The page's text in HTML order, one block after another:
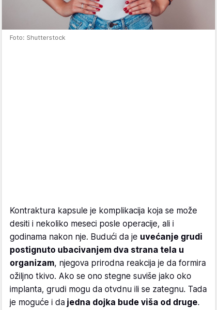
Foto: Shutterstock
Kontraktura kapsule je komplikacija koja se može
desiti i nekoliko meseci posle operacije, ali i
godinama nakon nje. Budući da je uvećanje grudi
postignuto ubacivanjem dva strana tela u
organizam, njegova prirodna reakcija je da formira
ožiljno tkivo. Ako se ono stegne suviše jako oko
implanta, grudi mogu da otvdnu ili se zategnu. Tada
je moguće i da jedna dojka bude viša od druge.